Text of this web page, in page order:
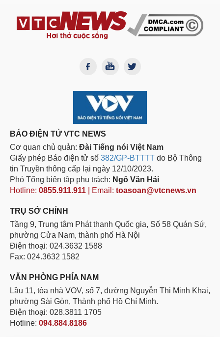
BÁO ĐIỆN TỬ VTC NEWS
Cơ quan chủ quản: Đài Tiếng nói Việt Nam
Giấy phép Báo điện tử số 382/GP-BTTTT do Bộ Thông
tin Truyền thông cấp lại ngày 12/10/2023.
Phó Tổng biên tập phụ trách: Ngô Văn Hải
Hotline: 0855.911.911 | Email: toasoan@vtcnews.vn
TRỤ SỞ CHÍNH
Tầng 9, Trung tâm Phát thanh Quốc gia, Số 58 Quán Sứ,
phường Cửa Nam, thành phố Hà Nội
Điện thoại: 024.3632 1588
Fax: 024.3632 1582
VĂN PHÒNG PHÍA NAM
Lầu 11, tòa nhà VOV, số 7, đường Nguyễn Thị Minh Khai,
phường Sài Gòn, Thành phố Hồ Chí Minh.
Điện thoại: 028.3811 1705
Hotline: 094.884.8186